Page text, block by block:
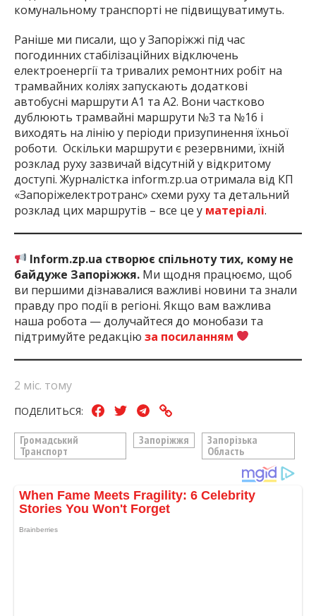
комунальному транспорті не підвищуватимуть.
Раніше ми писали, що у Запоріжжі під час
погодинних стабілізаційних відключень
електроенергії та тривалих ремонтних робіт на
трамвайних коліях запускають додаткові
автобусні маршрути А1 та А2. Вони частково
дублюють трамвайні маршрути №3 та №16 і
виходять на лінію у періоди призупинення їхньої
роботи. Оскільки маршрути є резервними, їхній
розклад руху зазвичай відсутній у відкритому
доступі. Журналістка inform.zp.ua отримала від КП
«Запоріжелектротранс» схеми руху та детальний
розклад цих маршрутів – все це у матеріалі.
Inform.zp.ua створює спільноту тих, кому не
байдуже Запоріжжя. Ми щодня працюємо, щоб
ви першими дізнавалися важливі новини та знали
правду про події в регіоні. Якщо вам важлива
наша робота — долучайтеся до монобази та
підтримуйте редакцію за посиланням
2 міс. тому
ПОДЕЛИТЬСЯ:
Громадський
Транспорт
Запоріжжя
Запорізька
Область